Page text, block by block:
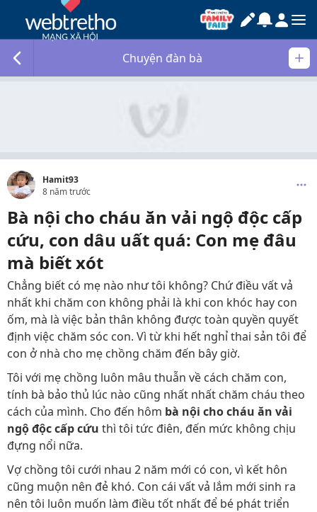
Chuyện đàn bà
Hamit93
8 năm trước
Bà nội cho cháu ăn vải ngộ độc cấp
cứu, con dâu uất quá: Con mẹ đâu
mà biết xót
Chẳng biết có mẹ nào như tôi không? Chứ điều vất vả
nhất khi chăm con không phải là khi con khóc hay con
ốm, mà là việc bản thân không được toàn quyền quyết
định việc chăm sóc con. Vì từ khi hết nghỉ thai sản tôi để
con ở nhà cho mẹ chồng chăm đến bây giờ.
Tôi với mẹ chồng luôn mâu thuẫn về cách chăm con,
tính bà bảo thủ lúc nào cũng nhất nhất chăm cháu theo
cách của mình. Cho đến hôm bà nội cho cháu ăn vải
ngộ độc cấp cứu thì tôi tức điên, đến mức không chịu
đựng nổi nữa.
Vợ chồng tôi cưới nhau 2 năm mới có con, vì kết hôn
cũng muộn nên đẻ khó. Con cái vất vả lắm mới sinh ra
nên tôi luôn muốn làm điều tốt nhất để bé phát triển